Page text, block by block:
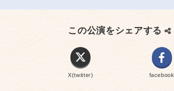
この公演をシェアする
X(twitter) facebook